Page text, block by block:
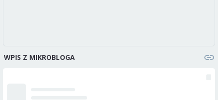
WPIS Z MIKROBLOGA